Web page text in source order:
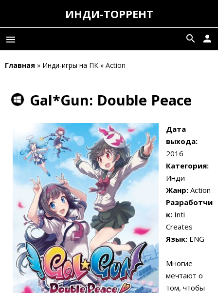
ИНДИ-ТОРРЕНТ
menu person
search
Главная » Инди-игры на ПК » Action
Gal*Gun: Double Peace
Дата
выхода:
2016
Категория:
Инди
Жанр: Action
Разработчи
к: Inti
Creates
Язык: ENG
Многие
мечтают о
том, чтобы